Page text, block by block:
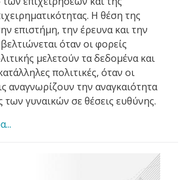
Η θέση της
επιστήμη, την έρευνα και την
όταν οι φορείς
μελετούν τα δεδομένα και
πολιτικές, όταν οι
αναγνωρίζουν την αναγκαιότητα
γυναικών σε θέσεις ευθύνης.